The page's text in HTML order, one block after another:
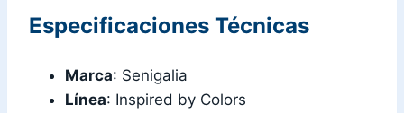
Especificaciones Técnicas
Marca: Senigalia
Línea: Inspired by Colors